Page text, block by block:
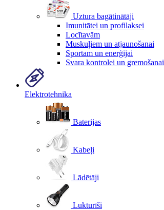
Uztura bagātinātāji
Imunitātei un profilaksei
Locītavām
Muskuļiem un atjaunošanai
Sportam un enerģijai
Svara kontrolei un gremošanai
Elektrotehnika
Baterijas
Kabeļi
Lādētāji
Lukturīši